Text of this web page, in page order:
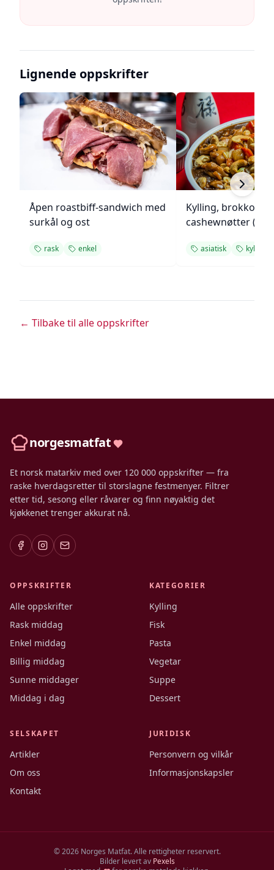
Lignende oppskrifter
Åpen roastbiff-sandwich med
surkål og ost
rask enkel
Kylling, brokkoli og
cashewnøtter
asiatisk kylling
← Tilbake til alle oppskrifter
norgesmatfat
Et norsk matarkiv med over 120 000 oppskrifter — fra
raske hverdagsretter til storslagne festmenyer. Filtrer
etter tid, sesong eller råvarer og finn nøyaktig det
kjøkkenet trenger akkurat nå.
OPPSKRIFTER
Alle oppskrifter
Rask middag
Enkel middag
Billig middag
Sunne middager
Middag i dag
KATEGORIER
Kylling
Fisk
Pasta
Vegetar
Suppe
Dessert
SELSKAPET
Artikler
Om oss
Kontakt
JURIDISK
Personvern og vilkår
Informasjonskapsler
©2026Norges Matfat. Alle rettigheter reservert.
Bilder levert av Pexels